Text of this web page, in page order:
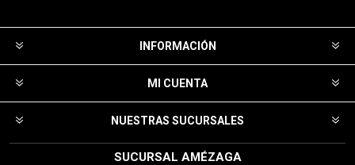
INFORMACIÓN
MI CUENTA
NUESTRAS SUCURSALES
SUCURSAL AMÉZAGA